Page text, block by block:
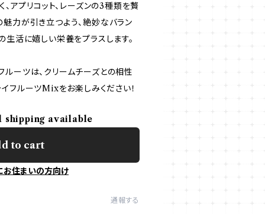
アプリコット、レーズンの3種類を贅
力が引き立つよう、絶妙なバラン
生活に嬉しい栄養をプラスします。
ーツは、クリームチーズとの相性
フルーツMixをお楽しみください！
available
to cart
お住まいの方向け
通報する